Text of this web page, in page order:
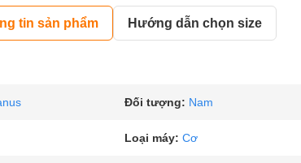
tin sản phẩm Hướng dẫn chọn size
Đối tượng: Nam
Loại máy: Cơ